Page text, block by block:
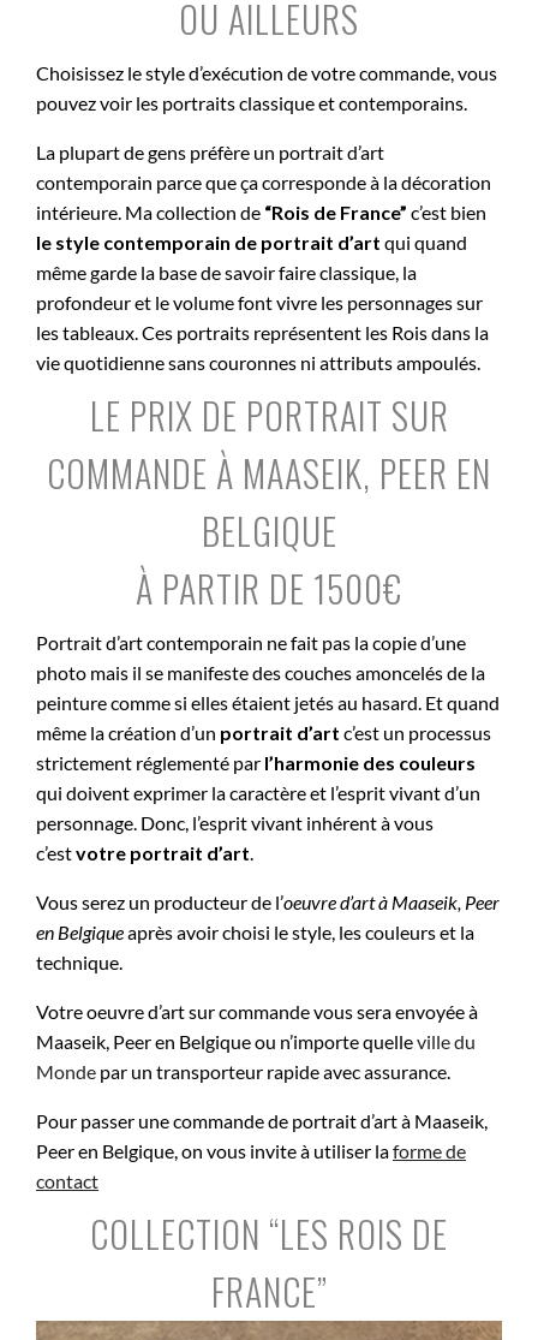
OU AILLEURS
Choisissez le style d’exécution de votre commande, vous
pouvez voir les portraits classique et contemporains.
La plupart de gens préfère un portrait d’art
contemporain parce que ça corresponde à la décoration
intérieure. Ma collection de “Rois de France” c’est bien
le style contemporain de portrait d’art qui quand
même garde la base de savoir faire classique, la
profondeur et le volume font vivre les personnages sur
les tableaux. Ces portraits représentent les Rois dans la
vie quotidienne sans couronnes ni attributs ampoulés.
LE PRIX DE PORTRAIT SUR
COMMANDE À MAASEIK, PEER EN
BELGIQUE
À PARTIR DE 1500€
Portrait d’art contemporain ne fait pas la copie d’une
photo mais il se manifeste des couches amoncelés de la
peinture comme si elles étaient jetés au hasard. Et quand
même la création d’un portrait d’art c’est un processus
strictement réglementé par l’harmonie des couleurs
qui doivent exprimer la caractère et l’esprit vivant d’un
personnage. Donc, l’esprit vivant inhérent à vous
c’estvotre portrait d’art.
Vous serez un producteur de l’oeuvre d’art à Maaseik, Peer
en Belgiqueaprès avoir choisi le style, les couleurs et la
technique.
Votre oeuvre d’art sur commande vous sera envoyée à
Maaseik, Peer en Belgique ou n’importe quelleville du
Monde par un transporteur rapide avec assurance.
Pour passer une commande de portrait d’art à Maaseik,
Peer en Belgique, on vous invite à utiliser laforme de
contact
COLLECTION “LES ROIS DE
FRANCE”